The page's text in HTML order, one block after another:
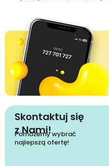
Skontaktuj się
z Nami!
Pomożemy wybrać
najlepszą ofertę!